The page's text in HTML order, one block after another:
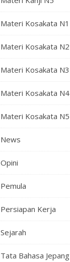
Materi Kosakata N1
Materi Kosakata N2
Materi Kosakata N3
Materi Kosakata N4
Materi Kosakata N5
News
Opini
Pemula
Persiapan Kerja
Sejarah
Tata Bahasa Jepang